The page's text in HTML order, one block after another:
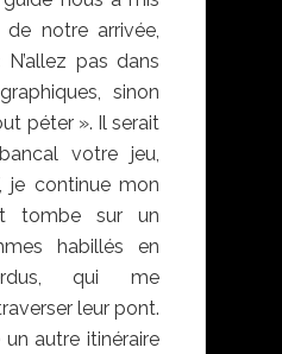
notre arrivée,
N’allez pas dans
sinon
péter ». Il serait
votre jeu,
je continue mon
tombe sur un
habillés en
qui me
leur pont.
un autre itinéraire